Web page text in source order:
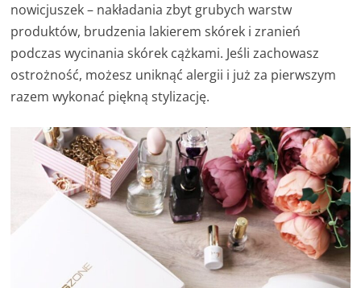
nowicjuszek – nakładania zbyt grubych warstw
produktów, brudzenia lakierem skórek i zranień
podczas wycinania skórek cążkami. Jeśli zachowasz
ostrożność, możesz uniknąć alergii i już za pierwszym
razem wykonać piękną stylizację.